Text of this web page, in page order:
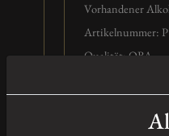
Vorhandener
Artikelnummer:
Qualität: QBA
Jahrgang: 2022